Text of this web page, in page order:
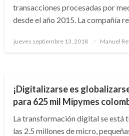
transacciones procesadas por
desde el año 2015. La compañía
Publicado
jueves septiembre 13, 2018 Manuel
¡Digitalizarse es
para 625 mil Mipymes
La transformación digital se está
las 2.5 millones de micro,